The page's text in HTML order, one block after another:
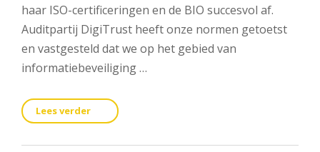
haar ISO-certificeringen en de BIO succesvol af.
Auditpartij DigiTrust heeft onze normen getoetst
en vastgesteld dat we op het gebied van
informatiebeveiliging …
Lees verder